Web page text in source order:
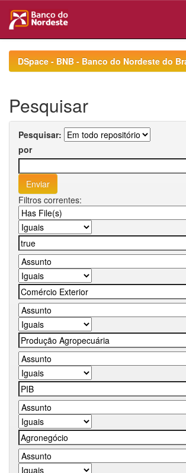
navigationDSpace - BNB - Banco do Nordeste do
Pesquisar
Pesquisar:
por
Filtros correntes: